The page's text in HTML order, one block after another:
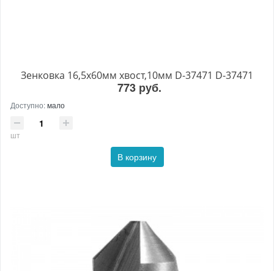
Зенковка 16,5х60мм хвост,10мм D-37471 D-37471
773 руб.
Доступно:мало
шт
В корзину